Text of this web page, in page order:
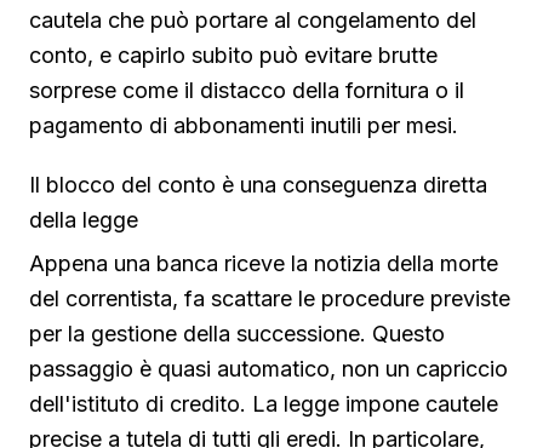
cautela che può portare al congelamento del
conto, e capirlo subito può evitare brutte
sorprese come il distacco della fornitura o il
pagamento di abbonamenti inutili per mesi.
Il blocco del conto è una conseguenza diretta
della legge
Appena una banca riceve la notizia della morte
del correntista, fa scattare le procedure previste
per la gestione della successione. Questo
passaggio è quasi automatico, non un capriccio
dell'istituto di credito. La legge impone cautele
precise a tutela di tutti gli eredi. In particolare,